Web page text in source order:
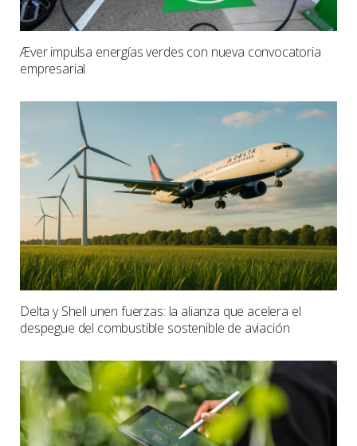
Æver impulsa energías verdes con nueva convocatoria
empresarial
Delta y Shell unen fuerzas: la alianza que acelera el
despegue del combustible sostenible de aviación